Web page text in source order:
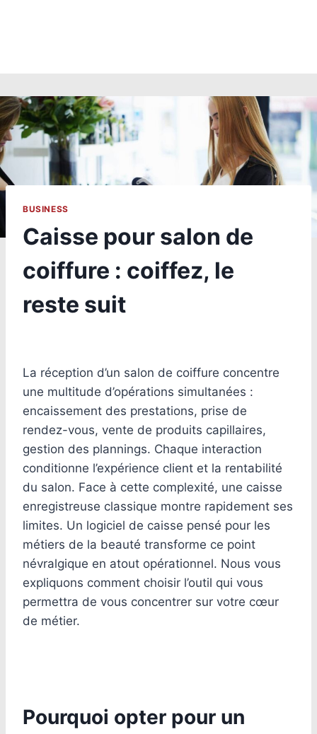
BUSINESS
Caisse pour salon de
coiffure : coiffez, le
reste suit
La réception d’un salon de coiffure concentre
une multitude d’opérations simultanées :
encaissement des prestations, prise de
rendez-vous, vente de produits capillaires,
gestion des plannings. Chaque interaction
conditionne l’expérience client et la rentabilité
du salon. Face à cette complexité, une caisse
enregistreuse classique montre rapidement ses
limites. Un logiciel de caisse pensé pour les
métiers de la beauté transforme ce point
névralgique en atout opérationnel. Nous vous
expliquons comment choisir l’outil qui vous
permettra de vous concentrer sur votre cœur
de métier.
Pourquoi opter pour un